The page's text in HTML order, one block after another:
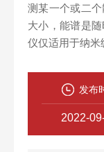
测某一个或二
大小，能谱是
仪仅适用于纳米
发布
2022-